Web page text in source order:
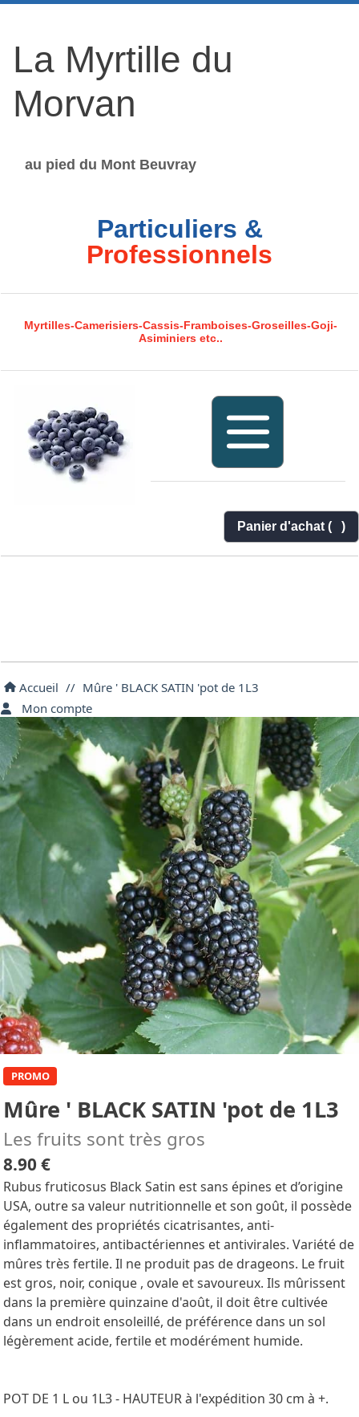
La Myrtille du
Morvan
au pied du Mont Beuvray
Particuliers &
Professionnels
Myrtilles-Camerisiers-Cassis-Framboises-Groseilles-Goji-
Asiminiers etc..
Panier d'achat ( )
Accueil // Mûre ' BLACK SATIN 'pot de 1L3
Mon compte
PROMO
Mûre ' BLACK SATIN 'pot de 1L3
Les fruits sont très gros
8.90 €
Rubus fruticosus Black Satin est sans épines et d’origine
USA, outre sa valeur nutritionnelle et son goût, il possède
également des propriétés cicatrisantes, anti-
inflammatoires, antibactériennes et antivirales. Variété de
mûres très fertile. Il ne produit pas de drageons. Le fruit
est gros, noir, conique , ovale et savoureux. Ils mûrissent
dans la première quinzaine d'août, il doit être cultivée
dans un endroit ensoleillé, de préférence dans un sol
légèrement acide, fertile et modérément humide.
POT DE 1 L ou 1L3 - HAUTEUR à l'expédition 30 cm à +.